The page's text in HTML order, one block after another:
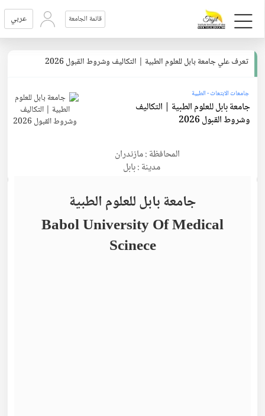
قائمة الجامعة عربي
تعرف علي جامعة بابل للعلوم الطبية | التكاليف وشروط القبول 2026
جامعات الابتعاث - الطبية
جامعة بابل للعلوم الطبية | التكاليف
وشروط القبول 2026
المحافظة : مازندران
مدينة : بابل
جامعة بابل للعلوم الطبية
Babol University Of Medical
Scinece